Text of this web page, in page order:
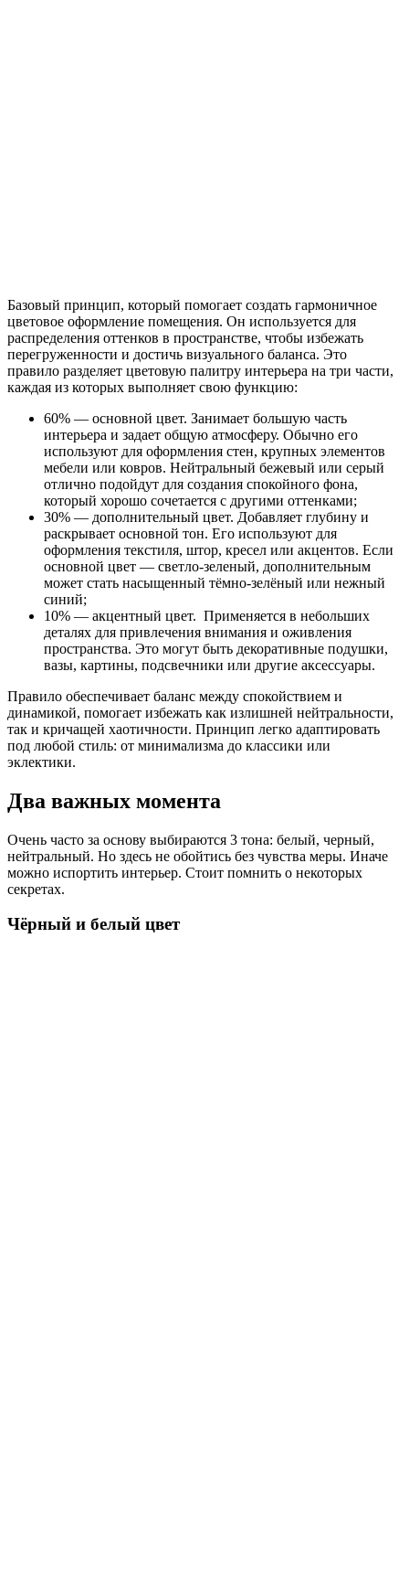
Базовый принцип, который помогает создать гармоничное
цветовое оформление помещения. Он используется для
распределения оттенков в пространстве, чтобы избежать
перегруженности и достичь визуального баланса. Это
правило разделяет цветовую палитру интерьера на три части,
каждая из которых выполняет свою функцию:
60% — основной цвет. Занимает большую часть
интерьера и задает общую атмосферу. Обычно его
используют для оформления стен, крупных элементов
мебели или ковров. Нейтральный бежевый или серый
отлично подойдут для создания спокойного фона,
который хорошо сочетается с другими оттенками;
30% — дополнительный цвет. Добавляет глубину и
раскрывает основной тон. Его используют для
оформления текстиля, штор, кресел или акцентов. Если
основной цвет — светло-зеленый, дополнительным
может стать насыщенный тёмно-зелёный или нежный
синий;
10% — акцентный цвет. Применяется в небольших
деталях для привлечения внимания и оживления
пространства. Это могут быть декоративные подушки,
вазы, картины, подсвечники или другие аксессуары.
Правило обеспечивает баланс между спокойствием и
динамикой, помогает избежать как излишней нейтральности,
так и кричащей хаотичности. Принцип легко адаптировать
под любой стиль: от минимализма до классики или
эклектики.
Два важных момента
Очень часто за основу выбираются 3 тона: белый, черный,
нейтральный. Но здесь не обойтись без чувства меры. Иначе
можно испортить интерьер. Стоит помнить о некоторых
секретах.
Чёрный и белый цвет